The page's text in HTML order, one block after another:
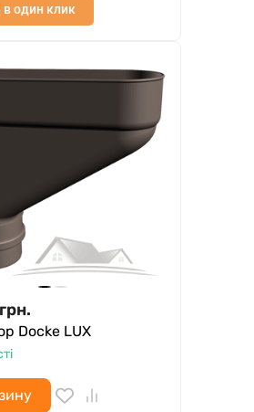
в один клик
грн.
Docke LUX